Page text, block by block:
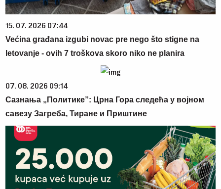
15. 07. 2026 07:44
Većina građana izgubi novac pre nego što stigne na
letovanje - ovih 7 troškova skoro niko ne planira
07. 08. 2026 09:14
Сазнања „Политике”: Црна Гора следећа у војном
савезу Загреба, Тиране и Приштине